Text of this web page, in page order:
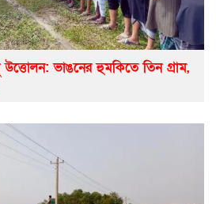
ভাঙনের হুমকিতে তিন গ্রাম,